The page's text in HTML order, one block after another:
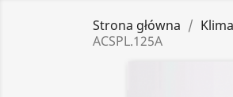
Strona główna
ACSPL.125A